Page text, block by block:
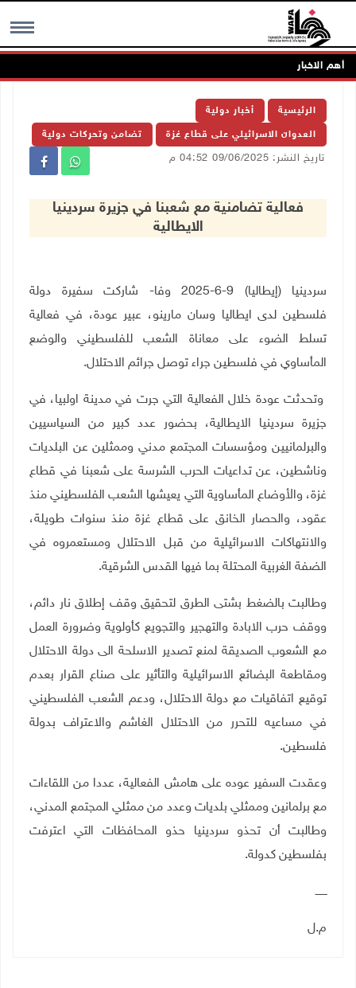
MENU أهم الاخبار
الرئيسية أخبار دولية
العدوان الاسرائيلي على قطاع غزة تضامن وتحركات دولية
تاريخ النشر: 09/06/2025 04:52 م
فعالية تضامنية مع شعبنا في جزيرة سردينيا
الايطالية
سردينيا (إيطاليا) 9-6-2025 وفا- شاركت سفيرة دولة
فلسطين لدى ايطاليا وسان مارينو، عبير عودة، في فعالية
تسلط الضوء على معاناة الشعب للفلسطيني والوضع
المأساوي في فلسطين جراء توصل جرائم الاحتلال.
وتحدثت عودة خلال الفعالية التي جرت في مدينة اولبيا، في
جزيرة سردينيا الايطالية، بحضور عدد كبير من السياسيين
والبرلمانيين ومؤسسات المجتمع مدني وممثلين عن البلديات
وناشطين، عن تداعيات الحرب الشرسة على شعبنا في قطاع
غزة، والأوضاع المأساوية التي يعيشها الشعب الفلسطيني منذ
عقود، والحصار الخانق على قطاع غزة منذ سنوات طويلة،
والانتهاكات الاسرائيلية من قبل الاحتلال ومستعمروه في
الضفة الغربية المحتلة بما فيها القدس الشرقية.
وطالبت بالضغط بشتى الطرق لتحقيق وقف إطلاق نار دائم،
ووقف حرب الابادة والتهجير والتجويع كأولوية وضرورة العمل
مع الشعوب الصديقة لمنع تصدير الاسلحة الى دولة الاحتلال
ومقاطعة البضائع الاسرائيلية والتأثير على صناع القرار بعدم
توقيع اتفاقيات مع دولة الاحتلال، ودعم الشعب الفلسطيني
في مساعيه للتحرر من الاحتلال الغاشم والاعتراف بدولة
فلسطين.
وعقدت السفير عوده على هامش الفعالية، عددا من اللقاءات
مع برلمانين وممثلي بلديات وعدد من ممثلي المجتمع المدني،
وطالبت أن تحذو سردينيا حذو المحافظات التي اعترفت
بفلسطين كدولة.
ـــــــ
م.ل